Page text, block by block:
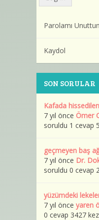
Parolamı
Kaydol
SON SORULAR
Kafada
7 yıl önce Ömer
soruldu 1 cevap
geçmeyen baş
7 yıl önce Dr.
soruldu 0 cevap
yüzümdeki
7 yıl önce yaren
0 cevap 3427